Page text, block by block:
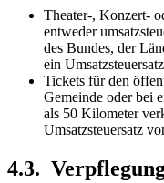
Theater-, Konzert-
entweder
des Bundes, der
ein
Tickets für den
Gemeinde oder bei
als 50 Kilometer
Umsatzsteuersatz
4.3.